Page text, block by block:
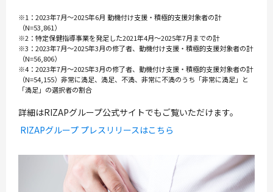
※1：2023年7月～2025年6月 動機付け支援・積極的支援対象者の計
（N=53,861）
※2：特定保健指導事業を発足した2021年4月～2025年7月までの計
※3：2023年7月～2025年3月の修了者、動機付け支援・積極的支援対象者の計
（N=56,806）
※4：2023年7月～2025年3月の修了者、動機付け支援・積極的支援対象者の計
（N=54,155）非常に満足、満足、不満、非常に不満のうち「非常に満足」と
「満足」の選択者の割合
詳細はRIZAPグループ公式サイトでもご覧いただけます。
RIZAPグループ プレスリリースはこちら